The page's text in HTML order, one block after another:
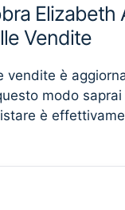
Elizabeth
Vendite
vendite è
modo
è